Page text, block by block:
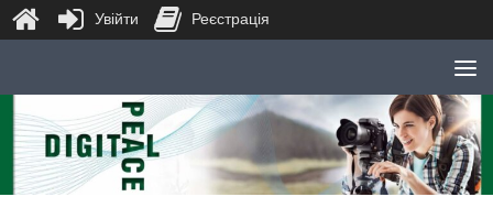
Skip to content
Увійти Реєстрація